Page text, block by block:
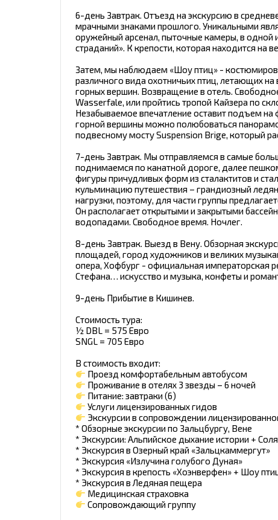
6-день Завтрак. Отъезд на экскурсию в
мрачными знаками прошлого. Уникальными
оружейный арсенал, пыточные камеры, в одной
страданий». К крепости, которая находится на
Затем, мы наблюдаем «Шоу птиц» -
различного вида охотничьих птиц, летающих
горных вершин. Возвращение в отель.
Wasserfale, или пройтись тропой Кайзера по
Незабываемое впечатление оставит подъем
горной вершины можно полюбоваться
подвесному мосту Suspension Brige, который
7-день Завтрак. Мы отправляемся в самые
поднимаемся по канатной дороге, далее
фигуры причудливых форм из сталактитов и
кульминацию путешествия – грандиозный
нагрузки, поэтому, для части группы
Он располагает открытыми и закрытыми
водопадами. Свободное время. Ночлег.
8-день Завтрак. Выезд в Вену. Обзорная
площадей, город художников и великих
опера, Хофбург - официальная императорская
Стефана… искусство и музыка, конфеты и
9-день Прибытие в Кишинев.
Стоимость тура:
½ DBL = 575 Евро
SNGL = 705 Евро
В стоимость входит:
Проезд комфортабельным автобусом
Проживание в отелях 3 звезды – 6 ночей
Питание: завтраки (6)
Услуги лицензированных гидов
Экскурсии в сопровождении
* Обзорные экскурсии по Зальцбургу, Вене
* Экскурсии: Альпийское дыхание истории +
* Экскурсия в Озерный край «Зальцкаммергут»
* Экскурсия «Излучина голубого Дуная»
* Экскурсия в крепость «Хоэнверфен» + Шоу
* Экскурсия в Ледяная пещера
Медицинская страховка
Сопровождающий группу